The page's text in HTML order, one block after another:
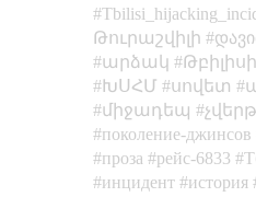
Թուրաշվիլի
արձակ
Թբիլիսի
ԽՍՀՄ
սովետ
միջադեպ
поколение-джинсов
проза
рейс-6833
инцидент
история